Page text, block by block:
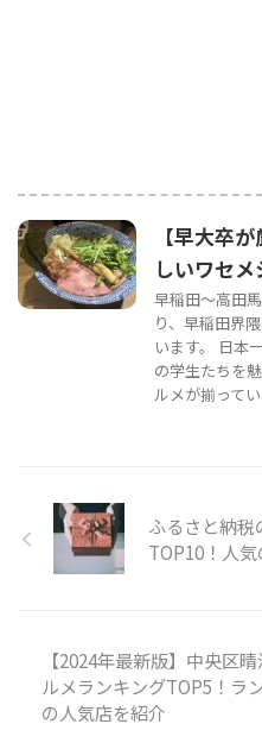
【早大卒
しいワセ
早稲田〜高田
り、早稲田界
います。 日本
の学生たちを
ルメが揃ってい
ふるさと納
TOP10！人
【2024年最新版】中央区
ルメランキングTOP5！ラ
の人気店を紹介